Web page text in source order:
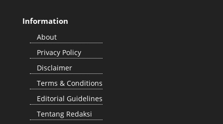
Information
About
Privacy Policy
Disclaimer
Terms & Conditions
Editorial Guidelines
Tentang Redaksi